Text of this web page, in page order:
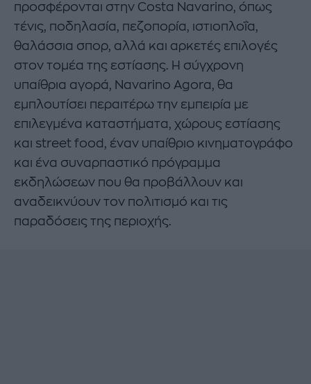
προσφέρονται στην Costa Navarino, όπως
τένις, ποδηλασία, πεζοπορία, ιστιοπλοΐα,
θαλάσσια σπορ, αλλά και αρκετές επιλογές
στον τομέα της εστίασης. Η σύγχρονη
υπαίθρια αγορά, Navarino Agora, θα
εμπλουτίσει περαιτέρω την εμπειρία με
επιλεγμένα καταστήματα, χώρους εστίασης
και street food, έναν υπαίθριο κινηματογράφο
και ένα συναρπαστικό πρόγραμμα
εκδηλώσεων που θα προβάλλουν και
αναδεικνύουν τον πολιτισμό και τις
παραδόσεις της περιοχής.